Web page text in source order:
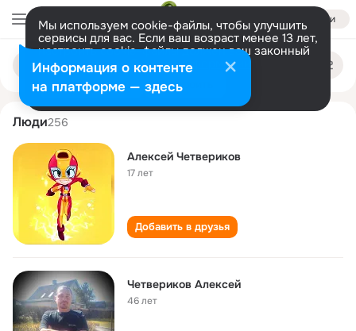
Войти
Мы используем cookie-файлы, чтобы улучшить
сервисы для вас. Если ваш возраст менее 13 лет,
настроить cookie-файлы должен ваш законный
представитель. Больше информации
Разрешить все Настроить
Поиск
людям
aleksey chetverikov
Люди256
Алексей Четвериков
17 лет
Добавить в друзья
Четвериков Алексей
46 лет
Информация о контенте
на платформе — здесь